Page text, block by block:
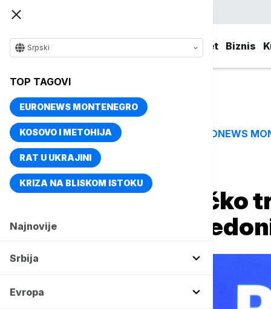
Svet Biznis
Srpski
TOP TAGOVI
EURONEWS MONTENEGRO
KOSOVO I METOHIJA
RAT U UKRAJINI
KRIZA NA BLISKOM ISTOKU
Najnovije
Srbija
Evropa
TOP TAGOVI EURONEWS
Naslovna Biznis
Čadež: Zajedničko
Severnom